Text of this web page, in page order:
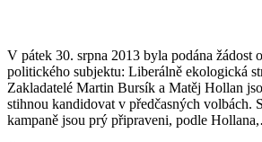
V pátek 30. srpna 2013 byla podána žádost
politického subjektu: Liberálně ekologická
Zakladatelé Martin Bursík a Matěj Hollan
stihnou kandidovat v předčasných volbách.
kampaně jsou prý připraveni, podle